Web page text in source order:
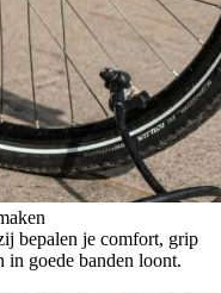
bepalen je comfort, grip
in goede banden loont.